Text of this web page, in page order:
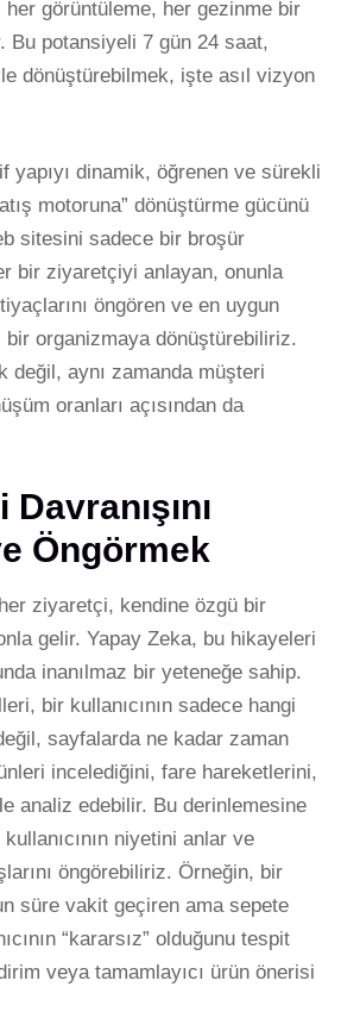
her görüntüleme, her gezinme bir
Bu potansiyeli 7 gün 24 saat,
dönüştürebilmek, işte asıl vizyon
yapıyı dinamik, öğrenen ve sürekli
motoruna” dönüştürme gücünü
sitesini sadece bir broşür
bir ziyaretçiyi anlayan, onunla
öngören ve en uygun
bir organizmaya dönüştürebiliriz.
değil, aynı zamanda müşteri
oranları açısından da
Öngörmek
ziyaretçi, kendine özgü bir
gelir. Yapay Zeka, bu hikayeleri
inanılmaz bir yeteneğe sahip.
bir kullanıcının sadece hangi
sayfalarda ne kadar zaman
incelediğini, fare hareketlerini,
analiz edebilir. Bu derinlemesine
niyetini anlar ve
öngörebiliriz. Örneğin, bir
süre vakit geçiren ama sepete
“kararsız” olduğunu tespit
veya tamamlayıcı ürün önerisi